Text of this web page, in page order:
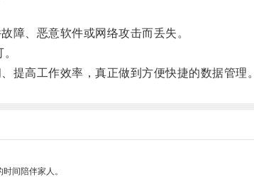
、恶意软件或网络攻击而丢失。
高工作效率，真正做到方便快捷的数据管理。
间陪伴家人。